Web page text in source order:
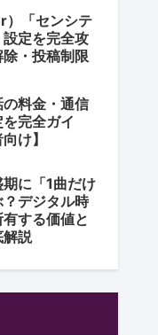
「センシテ
設定を完全攻
・投稿制限
料金・通信
完全ガイ
け】
に「1曲だけ
デジタル時
する価値と
解説